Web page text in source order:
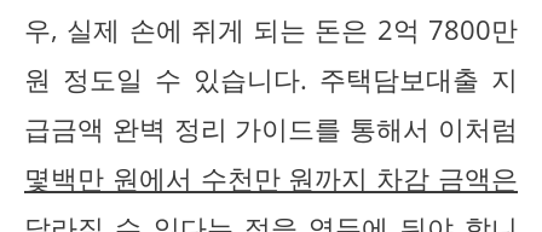
우, 실제 손에 쥐게 되는 돈은 2억 7800만
원 정도일 수 있습니다. 주택담보대출 지
급금액 완벽 정리 가이드를 통해서 이처럼
몇백만 원에서 수천만 원까지 차감 금액은